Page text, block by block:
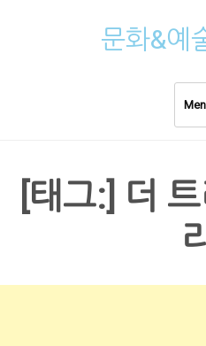
문화&예
[태그:] 더
리